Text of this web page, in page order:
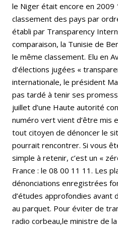
le Niger était encore en 2009
classement des pays par
établi par Transparency
comparaison, la Tunisie de
le même classement. Elu en
d’élections jugées «
internationale, le président
pas tardé à tenir ses
juillet d’une Haute autorité
numéro vert vient d’être mis
tout citoyen de dénoncer le
pourrait rencontrer. Si vous
simple à retenir, c’est un «
France : le 08 00 11 11. Les
dénonciations enregistrées
d’études approfondies avant
au parquet. Pour éviter de
radio corbeau,le ministre de